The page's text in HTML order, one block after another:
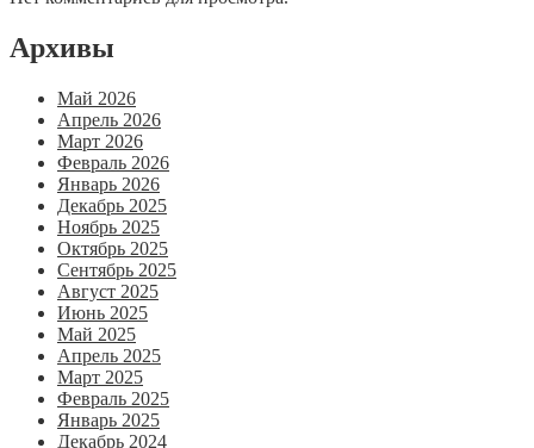
Архивы
Май 2026
Апрель 2026
Март 2026
Февраль 2026
Январь 2026
Декабрь 2025
Ноябрь 2025
Октябрь 2025
Сентябрь 2025
Август 2025
Июнь 2025
Май 2025
Апрель 2025
Март 2025
Февраль 2025
Январь 2025
Декабрь 2024